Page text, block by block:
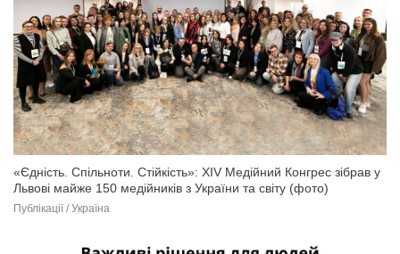
«Єдність. Спільноти. Стійкість»: XIV Медійний Конгрес зібрав у
Львові майже 150 медійників з України та світу (фото)
Публікації / Україна